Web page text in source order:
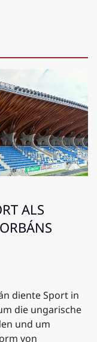
ALS
diente Sport in
die ungarische
und um
von